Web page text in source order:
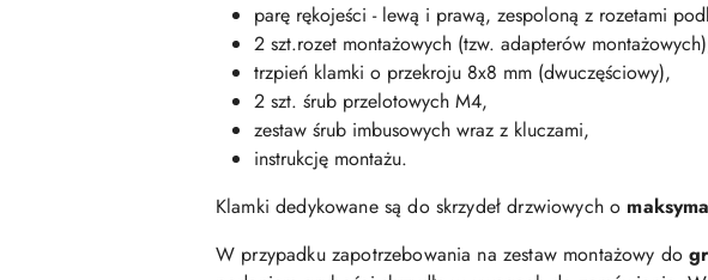
parę rękojeści - lewą i prawą, zespoloną z rozetami
2 szt.rozet montażowych (tzw. adapterów
trzpień klamki o przekroju 8x8 mm (dwuczęściowy),
2 szt. śrub przelotowych M4,
zestaw śrub imbusowych wraz z kluczami,
instrukcję montażu.
Klamki dedykowane są do skrzydeł drzwiowych o
W przypadku zapotrzebowania na zestaw montażowy do